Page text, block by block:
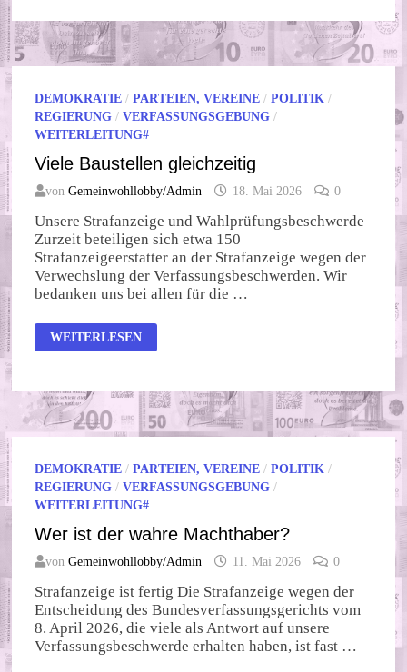
DEMOKRATIE /PARTEIEN, VEREINE /POLITIK /
REGIERUNG /VERFASSUNGSGEBUNG /
WEITERLEITUNG#
Viele Baustellen gleichzeitig
vonGemeinwohllobby/Admin 18. Mai 2026 0
Unsere Strafanzeige und Wahlprüfungsbeschwerde
Zurzeit beteiligen sich etwa 150
Strafanzeigeerstatter an der Strafanzeige wegen der
Verwechslung der Verfassungsbeschwerden. Wir
bedanken uns bei allen für die …
VIELE
BAUSTELLEN
WEITERLESEN
DEMOKRATIE /PARTEIEN, VEREINE /POLITIK /
REGIERUNG /VERFASSUNGSGEBUNG /
WEITERLEITUNG#
Wer ist der wahre Machthaber?
vonGemeinwohllobby/Admin 11. Mai 2026 0
Strafanzeige ist fertig Die Strafanzeige wegen der
Entscheidung des Bundesverfassungsgerichts vom
8. April 2026, die viele als Antwort auf unsere
Verfassungsbeschwerde erhalten haben, ist fast …